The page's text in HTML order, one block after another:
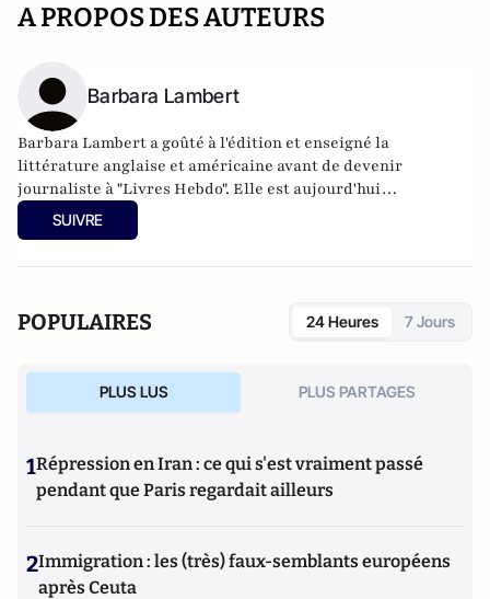
A PROPOS DES AUTEURS
Barbara Lambert
Barbara Lambert a goûté à l'édition et enseigné la
littérature anglaise et américaine avant de devenir
journaliste à "Livres Hebdo". Elle est aujourd'hui
responsable des rubriques société/idées d'Atlantico.fr.
SUIVRE
POPULAIRES 24 Heures 7 Jours
PLUS LUS PLUS PARTAGES
1Répression en Iran : ce qui s'est vraiment passé
pendant que Paris regardait ailleurs
2Immigration : les (très) faux-semblants européens
après Ceuta